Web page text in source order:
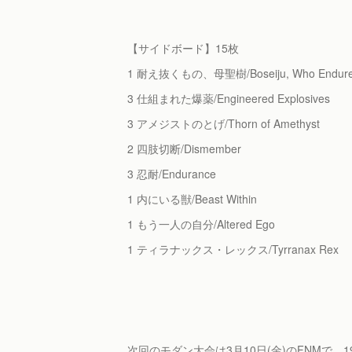
【サイドボード】15枚
1 耐え抜くもの、母聖樹/Boseiju, Who
3 仕組まれた爆薬/Engineered Explosives
3 アメジストのとげ/Thorn of Amethyst
2 四肢切断/Dismember
3 忍耐/Endurance
1 内にいる獣/Beast Within
1 もう一人の自分/Altered Ego
1 ティラナックス・レックス/Tyrranax Rex